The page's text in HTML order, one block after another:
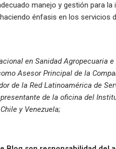
manejo y gestión para la
énfasis en los servicios
en Sanidad Agropecuaria
Asesor Principal de la
de la Red Latinoamérica de
de la oficina del
y Venezuela;